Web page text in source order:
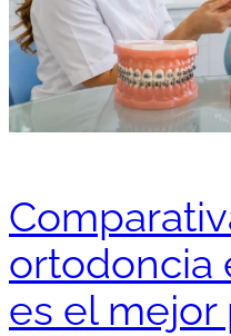
ortodoncia
es el mejor